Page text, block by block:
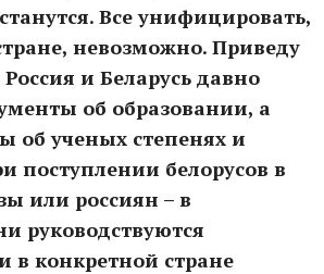
Все унифицировать,
невозможно. Приведу
и Беларусь давно
об образовании, а
об ученых степенях и
поступлении белорусов в
или россиян – в
руководствуются
конкретной стране